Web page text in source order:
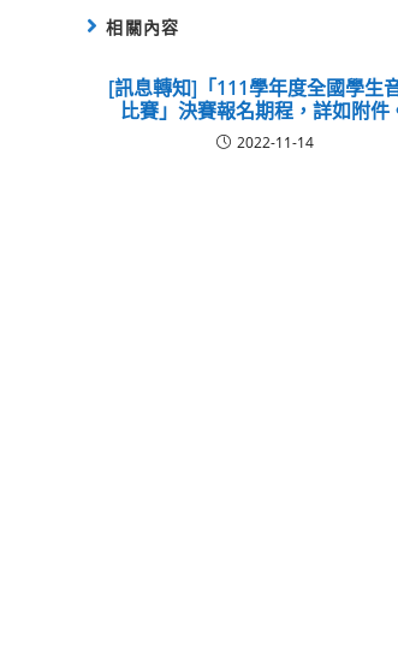
相關內容
[訊息轉知]「111學年度全國學生
比賽」決賽報名期程，詳如附件
2022-11-14